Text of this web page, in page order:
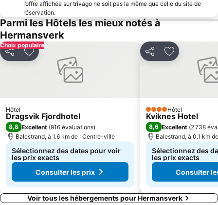
l’offre affichée sur trivago ne soit pas la même que celle du site de
réservation.
Parmi les Hôtels les mieux notés à
Hermansverk
Choix populaire
PartagerAjouter à mes favoris
Hôtel
Dragsvik Fjordhotel
8,8 Excellent (916 évaluations)
Balestrand, à 1.6 km de : Centre-ville
Sélectionnez des dates pour voir
les prix exacts
Consulter les prix
PartagerAjouter à
4 ÉtoilesHôtel
Kviknes Hotel
8,6 Excellent (2 738
Balestrand, à 0.1 km
Sélectionnez des
les prix exacts
Consulter
Voir tous les hébergements pour Hermansverk